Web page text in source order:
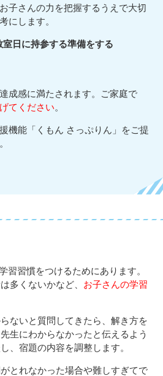
子さんの力を把握するうえで大切
にします。
日に持参する準備をする
成感に満たされます。ご家庭で
てください。
機能「くもん さっぷりん」をご提
習慣をつけるためにあります。
多くないかなど、 お子さんの学習
ないと質問してきたら、解き方を
生にわからなかったと伝えるよう
、宿題の内容を調整します。
とれなかった場合や難しすぎてで